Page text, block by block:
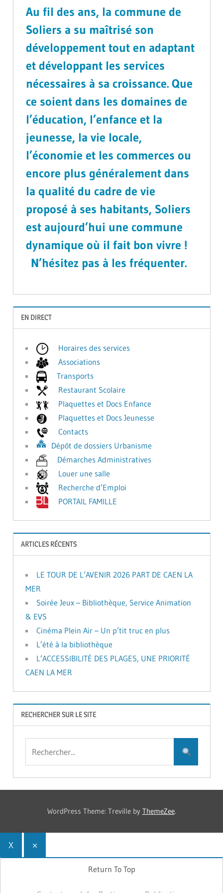
Au fil des ans, la commune de
Soliers a su maîtrisé son
développement tout en adaptant
et développant les services
nécessaires à sa croissance. Que
ce soient dans les domaines de
l’éducation, l’enfance et la
jeunesse, la vie locale,
l’économie et les commerces ou
encore plus généralement dans
la qualité du cadre de vie
proposé à ses habitants, Soliers
est aujourd’hui une commune
dynamique où il fait bon vivre !
N’hésitez pas à les fréquenter.
EN DIRECT
Horaires des services
Associations
Transports
Restaurant Scolaire
Plaquettes et Docs Enfance
Plaquettes et Docs Jeunesse
Contacts
Dépôt de dossiers Urbanisme
Démarches Administratives
Louer une salle
Recherche d’Emploi
PORTAIL FAMILLE
ARTICLES RÉCENTS
LE TOUR DE L’AVENIR 2026 PART DE CAEN LA
MER
Soirée Jeux – Bibliothèque, Service Animation
& EVS
Cinéma Plein Air – Un p’tit truc en plus
L’été à la bibliothèque
L’ACCESSIBILITÉ DES PLAGES, UNE PRIORITÉ
CAEN LA MER
RECHERCHER SUR LE SITE
WordPress Theme: Treville by ThemeZee.
X ×
Return To Top